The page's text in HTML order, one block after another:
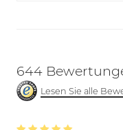
644
Lesen Sie alle